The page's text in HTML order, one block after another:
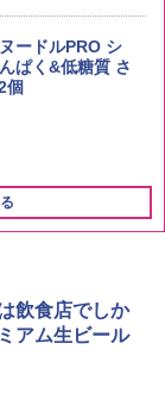
る コシヒカリ
モルト700ml ア
]【中元 ギ
】
ードルPRO シ
ぱく&低糖質 さ
個
レンジ 25L 一人
トテーブル ス
19種搭載 角皿
飲食店でしか
アム生ビール